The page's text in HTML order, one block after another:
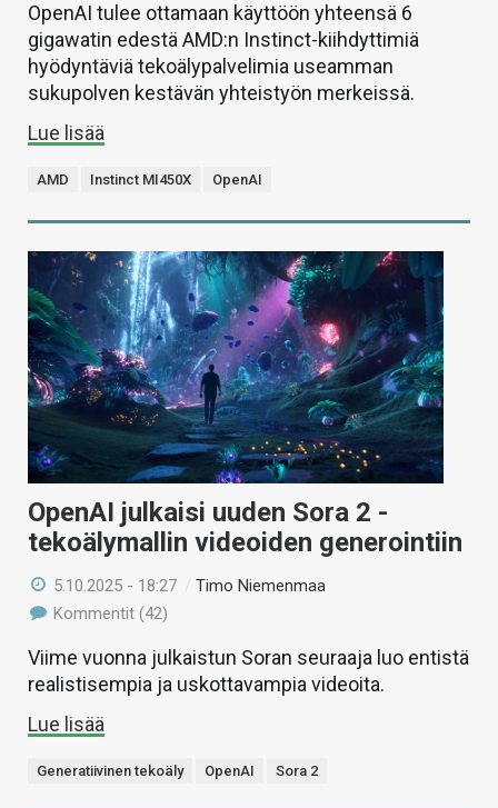
OpenAI tulee ottamaan käyttöön yhteensä 6
gigawatin edestä AMD:n Instinct-kiihdyttimiä
hyödyntäviä tekoälypalvelimia useamman
sukupolven kestävän yhteistyön merkeissä.
Lue lisää
AMD Instinct MI450X OpenAI
OpenAI julkaisi uuden Sora 2 -
tekoälymallin videoiden generointiin
5.10.2025 - 18:27 /Timo Niemenmaa
Kommentit (42)
Viime vuonna julkaistun Soran seuraaja luo entistä
realistisempia ja uskottavampia videoita.
Lue lisää
Generatiivinen tekoäly OpenAI Sora 2